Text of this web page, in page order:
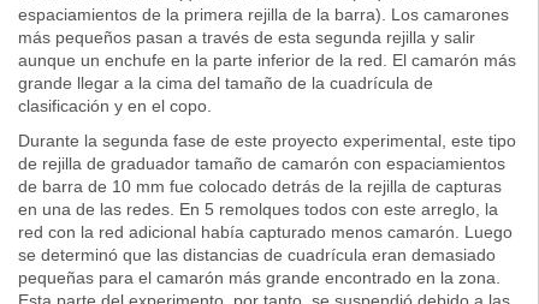
espaciamientos de la primera rejilla de la barra). Los camarones
más pequeños pasan a través de esta segunda rejilla y salir
aunque un enchufe en la parte inferior de la red. El camarón más
grande llegar a la cima del tamaño de la cuadrícula de
clasificación y en el copo.
Durante la segunda fase de este proyecto experimental, este tipo
de rejilla de graduador tamaño de camarón con espaciamientos
de barra de 10 mm fue colocado detrás de la rejilla de capturas
en una de las redes. En 5 remolques todos con este arreglo, la
red con la red adicional había capturado menos camarón. Luego
se determinó que las distancias de cuadrícula eran demasiado
pequeñas para el camarón más grande encontrado en la zona.